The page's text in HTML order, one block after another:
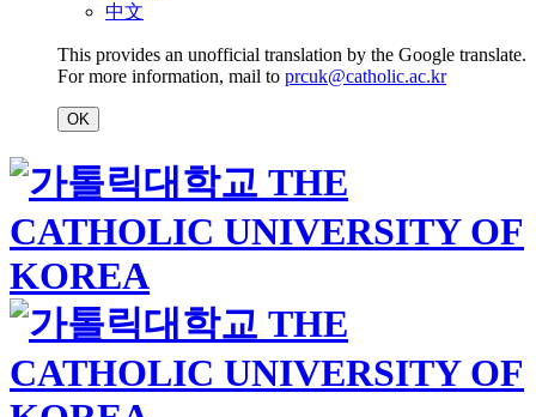
中文
This provides an unofficial translation by the Google translate.
For more information, mail to prcuk@catholic.ac.kr
OK